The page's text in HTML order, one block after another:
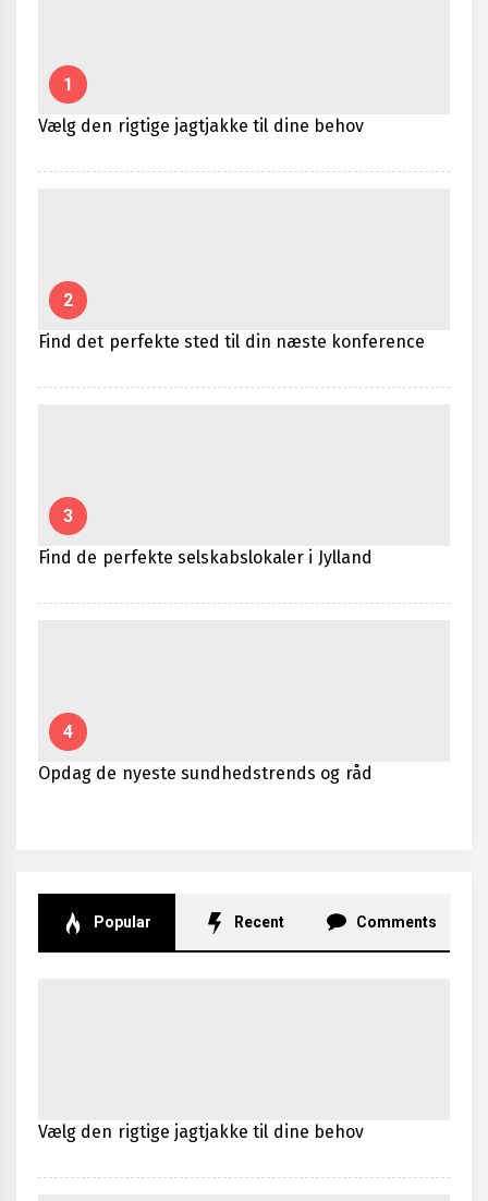
1
Vælg den rigtige jagtjakke til dine behov
2
Find det perfekte sted til din næste konference
3
Find de perfekte selskabslokaler i Jylland
4
Opdag de nyeste sundhedstrends og råd
Popular Recent Comments
Vælg den rigtige jagtjakke til dine behov